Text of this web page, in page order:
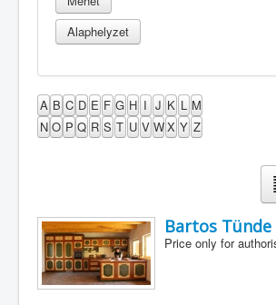
A B C D E F G H I J K L M
N O P Q R S T U V WX Y Z
Bartos Tünde
Price only for